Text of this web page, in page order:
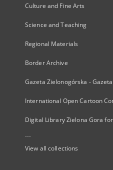
Culture and Fine Arts
Science and Teaching
Regional Materials
Border Archive
Gazeta Zielonogórska -
International Open Cartoon
Digital Library Zielona Gora
...
View all collections